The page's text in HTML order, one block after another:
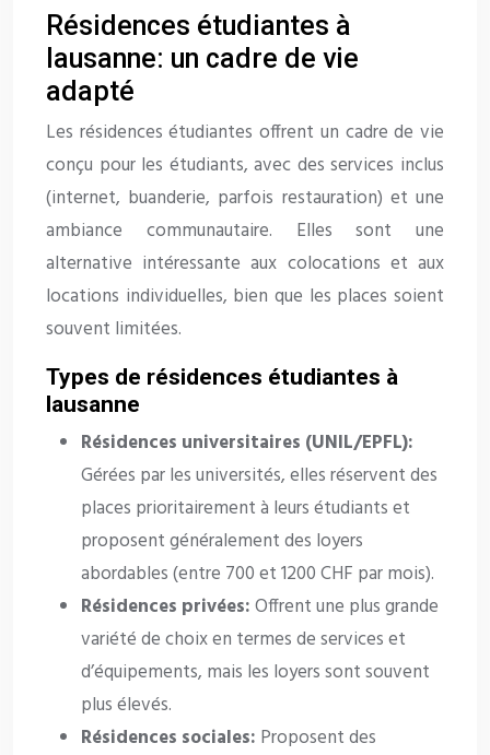
Résidences étudiantes à
lausanne: un cadre de vie
adapté
Les résidences étudiantes offrent un cadre de vie
conçu pour les étudiants, avec des services inclus
(internet, buanderie, parfois restauration) et une
ambiance communautaire. Elles sont une
alternative intéressante aux colocations et aux
locations individuelles, bien que les places soient
souvent limitées.
Types de résidences étudiantes à
lausanne
Résidences universitaires (UNIL/EPFL):
Gérées par les universités, elles réservent des
places prioritairement à leurs étudiants et
proposent généralement des loyers
abordables (entre 700 et 1200 CHF par mois).
Résidences privées:Offrent une plus grande
variété de choix en termes de services et
d’équipements, mais les loyers sont souvent
plus élevés.
Résidences sociales: Proposent des